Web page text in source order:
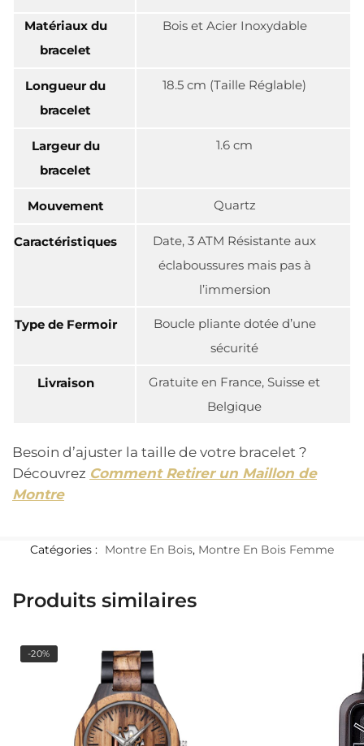
Matériaux du
bracelet
Bois et Acier Inoxydable
Longueur du
bracelet
18.5 cm (Taille Réglable)
Largeur du
bracelet
1.6 cm
Mouvement Quartz
Caractéristiques
Date, 3 ATM Résistante aux
éclaboussures mais pas à
l’immersion
Type de Fermoir
Boucle pliante dotée d’une
sécurité
Livraison
Gratuite en France, Suisse et
Belgique
Besoin d’ajuster la taille de votre bracelet ?
Découvrez Comment Retirer un Maillon de
Montre
Catégories : Montre En Bois, Montre En Bois Femme
Produits similaires
-20%